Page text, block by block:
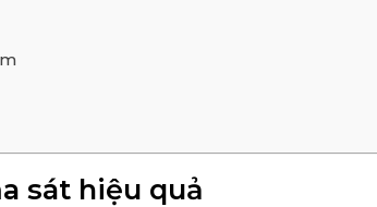
sát hiệu quả